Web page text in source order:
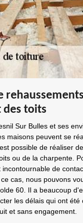
des toits
Sur Bulles et ses
maisons peuvent se
possible de réaliser
ou de la charpente.
de
cas, nous pouvons
60. Il a beaucoup
les délais qui ont été
et sans engagement.